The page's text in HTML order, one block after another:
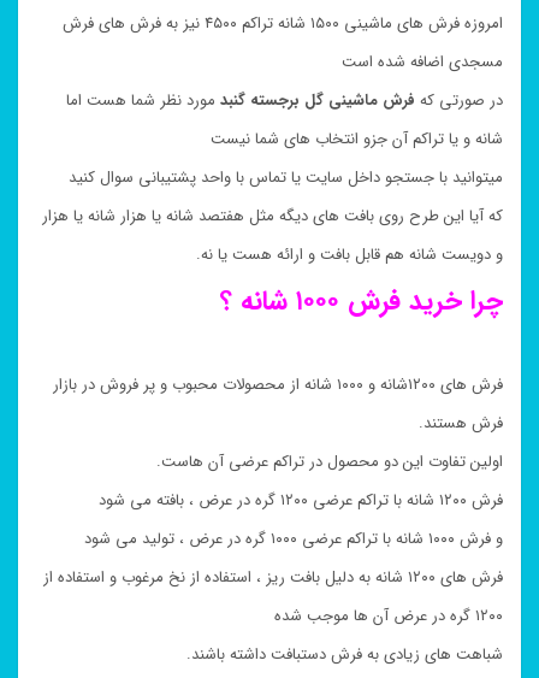
امروزه فرش های ماشینی ۱۵۰۰ شانه تراکم ۴۵۰۰ نیز به فرش های فرش
مسجدی اضافه شده است
در صورتی که فرش ماشینی گل برجسته گنبد مورد نظر شما هست اما
شانه و یا تراکم آن جزو انتخاب های شما نیست
میتوانید با جستجو داخل سایت یا تماس با واحد پشتیبانی سوال کنید
که آیا این طرح روی بافت های دیگه مثل هفتصد شانه یا هزار شانه یا هزار
و دویست شانه هم قابل بافت و ارائه هست یا نه.
چرا خرید فرش ۱۰۰۰ شانه ؟
فرش های ۱۲۰۰شانه و ۱۰۰۰ شانه از محصولات محبوب و پر فروش در بازار
فرش هستند.
اولین تفاوت این دو محصول در تراکم عرضی آن هاست.
فرش ۱۲۰۰ شانه با تراکم عرضی ۱۲۰۰ گره در عرض ، بافته می شود
و فرش ۱۰۰۰ شانه با تراکم عرضی ۱۰۰۰ گره در عرض ، تولید می شود
فرش های ۱۲۰۰ شانه به دلیل بافت ریز ، استفاده از نخ مرغوب و استفاده از
۱۲۰۰ گره در عرض آن ها موجب شده
شباهت های زیادی به فرش دستبافت داشته باشند.